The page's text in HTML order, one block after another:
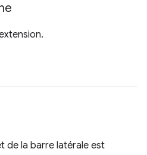
de la barre latérale est